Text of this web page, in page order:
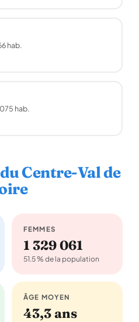
hab.
hab.
Centre-Val de
FEMMES
1 329 061
51.5 % de la population
ÂGE MOYEN
43,3 ans